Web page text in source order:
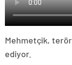
Mehmetçik,
ediyor.